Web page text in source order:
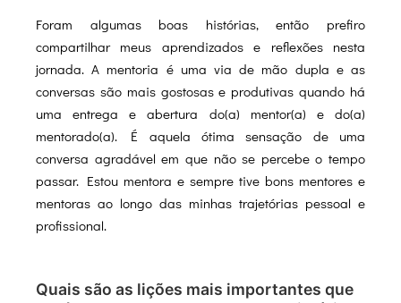
Foram algumas boas histórias, então prefiro
compartilhar meus aprendizados e reflexões nesta
jornada. A mentoria é uma via de mão dupla e as
conversas são mais gostosas e produtivas quando há
uma entrega e abertura do(a) mentor(a) e do(a)
mentorado(a). É aquela ótima sensação de uma
conversa agradável em que não se percebe o tempo
passar. Estou mentora e sempre tive bons mentores e
mentoras ao longo das minhas trajetórias pessoal e
profissional.
Quais são as lições mais importantes que